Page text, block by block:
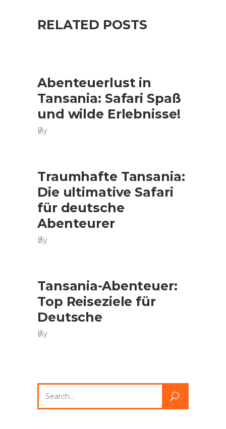
RELATED POSTS
Abenteuerlust in
Tansania: Safari Spaß
und wilde Erlebnisse!
By
Traumhafte Tansania:
Die ultimative Safari
für deutsche
Abenteurer
By
Tansania-Abenteuer:
Top Reiseziele für
Deutsche
By
for: